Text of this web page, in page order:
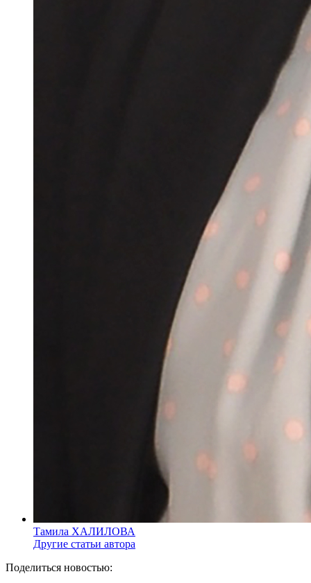
Тамила ХАЛИЛОВА
Другие статьи автора
Поделиться новостью: